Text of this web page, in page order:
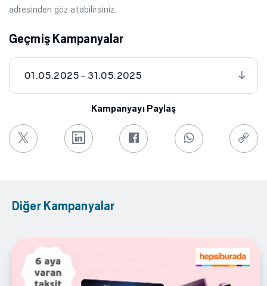
adresinden göz atabilirsiniz.
Geçmiş Kampanyalar
01.05.2025 - 31.05.2025
Kampanyayı Paylaş
Diğer Kampanyalar